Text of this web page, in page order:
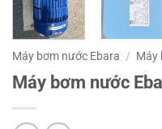
Máy bơm nước Ebara / Máy
Máy bơm nước